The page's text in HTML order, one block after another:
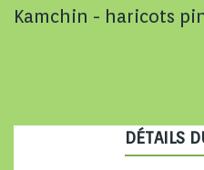
Kamchin - haricots
DÉTAILS